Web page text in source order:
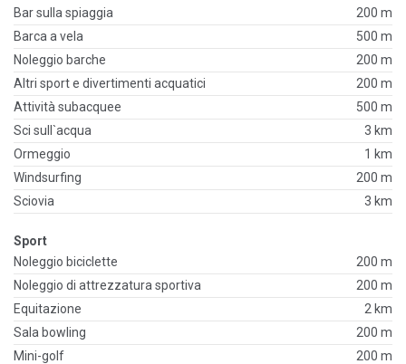
Bar sulla spiaggia
200 m
Barca a vela
500 m
Noleggio barche
200 m
Altri sport e divertimenti acquatici
200 m
Attività subacquee
500 m
Sci sull`acqua
3 km
Ormeggio
1 km
Windsurfing
200 m
Sciovia
3 km
Sport
Noleggio biciclette
200 m
Noleggio di attrezzatura sportiva
200 m
Equitazione
2 km
Sala bowling
200 m
Mini-golf
200 m